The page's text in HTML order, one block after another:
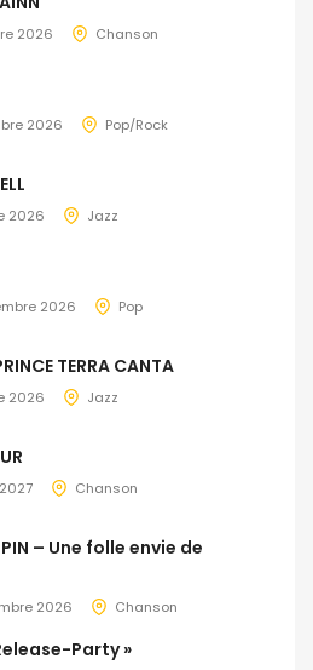
2026 Chanson
2026 Pop/Rock
2026 Jazz
2026 Pop
TERRA CANTA
2026 Jazz
Chanson
– Une folle envie de
2026 Chanson
Party »